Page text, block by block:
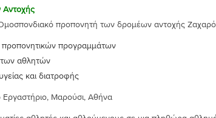
Δρομέων
προπονητή των δρομέων αντοχής
προπονητικών προγραμμάτων
των αθλητών
και διατροφής
Εργαστήριο, Μαρούσι, Αθήνα